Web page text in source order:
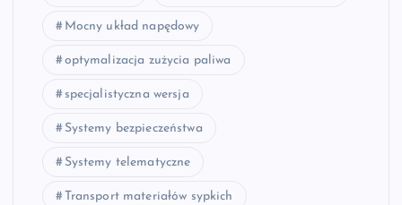
Mocny układ napędowy
optymalizacja zużycia paliwa
specjalistyczna wersja
Systemy bezpieczeństwa
Systemy telematyczne
Transport materiałów sypkich